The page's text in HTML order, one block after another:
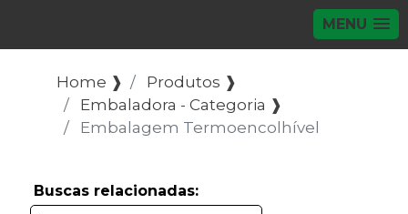
MENU
Home ❱
Produtos ❱
Embaladora - Categoria ❱
Embalagem Termoencolhível
Buscas relacionadas: